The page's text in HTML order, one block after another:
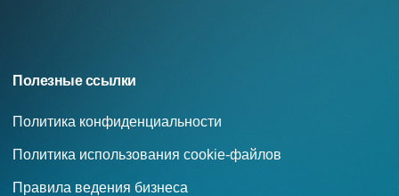
Полезные ссылки
Политика конфиденциальности
Политика использования cookie-файлов
Правила ведения бизнеса